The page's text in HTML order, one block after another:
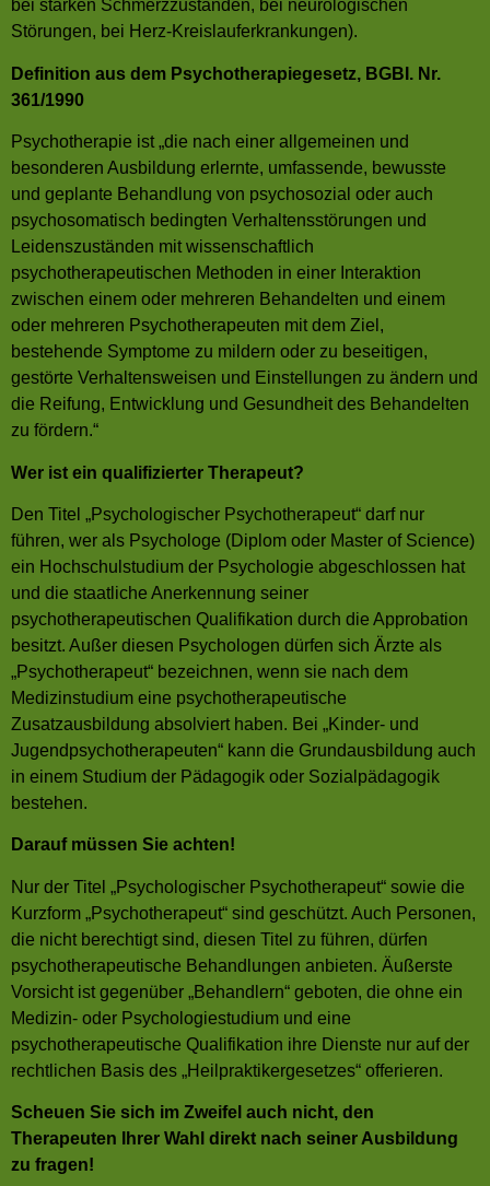
bei starken Schmerzzuständen, bei neurologischen
Störungen, bei Herz-Kreislauferkrankungen).
Definition aus dem Psychotherapiegesetz, BGBI. Nr.
361/1990
Psychotherapie ist „die nach einer allgemeinen und
besonderen Ausbildung erlernte, umfassende, bewusste
und geplante Behandlung von psychosozial oder auch
psychosomatisch bedingten Verhaltensstörungen und
Leidenszuständen mit wissenschaftlich
psychotherapeutischen Methoden in einer Interaktion
zwischen einem oder mehreren Behandelten und einem
oder mehreren Psychotherapeuten mit dem Ziel,
bestehende Symptome zu mildern oder zu beseitigen,
gestörte Verhaltensweisen und Einstellungen zu ändern und
die Reifung, Entwicklung und Gesundheit des Behandelten
zu fördern.“
Wer ist ein qualifizierter Therapeut?
Den Titel „Psychologischer Psychotherapeut“ darf nur
führen, wer als Psychologe (Diplom oder Master of Science)
ein Hochschulstudium der Psychologie abgeschlossen hat
und die staatliche Anerkennung seiner
psychotherapeutischen Qualifikation durch die Approbation
besitzt. Außer diesen Psychologen dürfen sich Ärzte als
„Psychotherapeut“ bezeichnen, wenn sie nach dem
Medizinstudium eine psychotherapeutische
Zusatzausbildung absolviert haben. Bei „Kinder- und
Jugendpsychotherapeuten“ kann die Grundausbildung auch
in einem Studium der Pädagogik oder Sozialpädagogik
bestehen.
Darauf müssen Sie achten!
Nur der Titel „Psychologischer Psychotherapeut“ sowie die
Kurzform „Psychotherapeut“ sind geschützt. Auch Personen,
die nicht berechtigt sind, diesen Titel zu führen, dürfen
psychotherapeutische Behandlungen anbieten. Äußerste
Vorsicht ist gegenüber „Behandlern“ geboten, die ohne ein
Medizin- oder Psychologiestudium und eine
psychotherapeutische Qualifikation ihre Dienste nur auf der
rechtlichen Basis des „Heilpraktikergesetzes“ offerieren.
Scheuen Sie sich im Zweifel auch nicht, den
Therapeuten Ihrer Wahl direkt nach seiner Ausbildung
zu fragen!